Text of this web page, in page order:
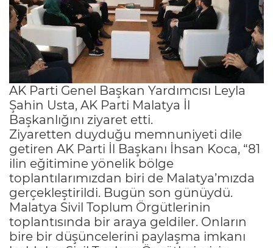
AK Parti Genel Başkan Yardımcısı Leyla
Şahin Usta, AK Parti Malatya İl
Başkanlığını ziyaret etti.
Ziyaretten duyduğu memnuniyeti dile
getiren AK Parti İl Başkanı İhsan Koca, “81
ilin eğitimine yönelik bölge
toplantılarımızdan biri de Malatya’mızda
gerçekleştirildi. Bugün son günüydü.
Malatya Sivil Toplum Örgütlerinin
toplantısında bir araya geldiler. Onların
bire bir düşüncelerini paylaşma imkanı